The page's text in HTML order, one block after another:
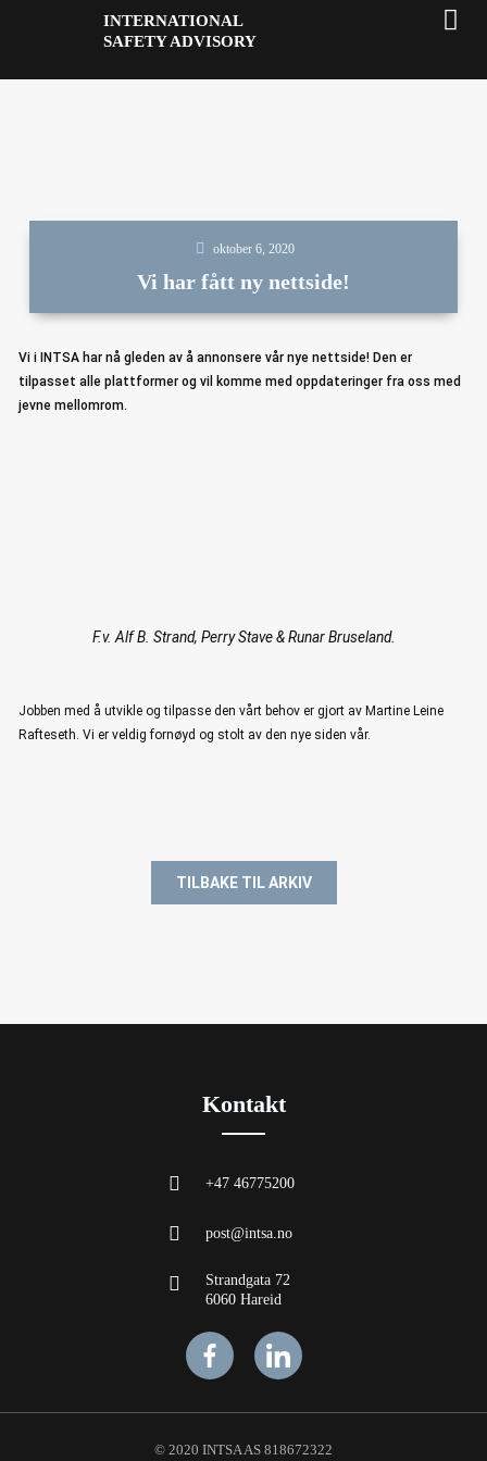
INTERNATIONAL
SAFETY ADVISORY
oktober 6, 2020
Vi har fått ny nettside!
Vi i INTSA har nå gleden av å annonsere vår nye nettside! Den er
tilpasset alle plattformer og vil komme med oppdateringer fra oss med
jevne mellomrom.
F.v. Alf B. Strand, Perry Stave & Runar Bruseland.
Jobben med å utvikle og tilpasse den vårt behov er gjort av Martine Leine
Rafteseth. Vi er veldig fornøyd og stolt av den nye siden vår.
TILBAKE TIL ARKIV
Kontakt
+47 46775200
post@intsa.no
Strandgata 72
6060 Hareid
© 2020 INTSA AS 818672322